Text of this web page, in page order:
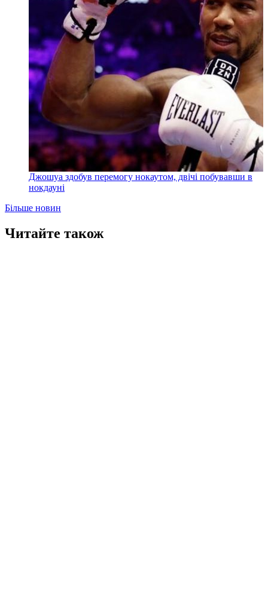
Джошуа здобув перемогу нокаутом, двічі побувавши в
нокдауні
Більше новин
Читайте також